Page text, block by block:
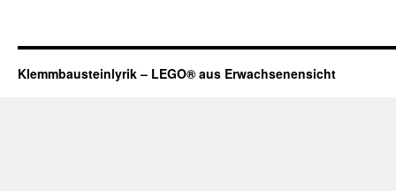
Klemmbausteinlyrik – LEGO® aus Erwachsenensicht